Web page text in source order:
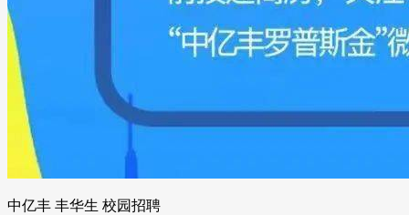
中亿丰 丰华生 校园招聘